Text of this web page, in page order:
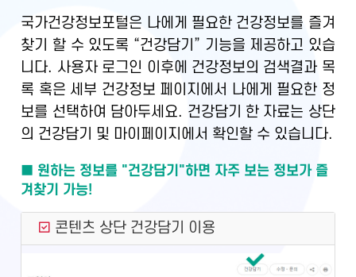
국가건강정보포털은 나에게 필요한 건강정보를 즐겨
찾기 할 수 있도록 “건강담기” 기능을 제공하고 있습
니다. 사용자 로그인 이후에 건강정보의 검색결과 목
록 혹은 세부 건강정보 페이지에서 나에게 필요한 정
보를 선택하여 담아두세요. 건강담기 한 자료는 상단
의 건강담기 및 마이페이지에서 확인할 수 있습니다.
■ 원하는 정보를 "건강담기"하면 자주 보는 정보가 즐
겨찾기 가능!
콘텐츠 상단 건강담기 이용